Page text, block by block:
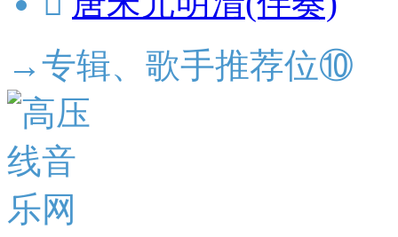
→专辑、歌手推荐位⑩